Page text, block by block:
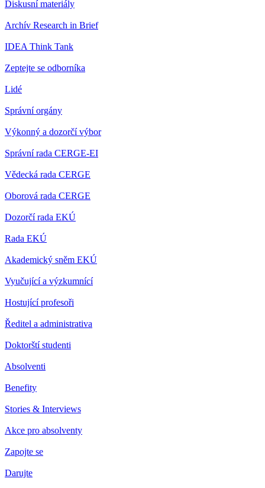
Diskusní materiály
Archív Research in Brief
IDEA Think Tank
Zeptejte se odborníka
Lidé
Správní orgány
Výkonný a dozorčí výbor
Správní rada CERGE-EI
Vědecká rada CERGE
Oborová rada CERGE
Dozorčí rada EKÚ
Rada EKÚ
Akademický sněm EKÚ
Vyučující a výzkumnící
Hostující profesoři
Ředitel a administrativa
Doktorští studenti
Absolventi
Benefity
Stories & Interviews
Akce pro absolventy
Zapojte se
Darujte